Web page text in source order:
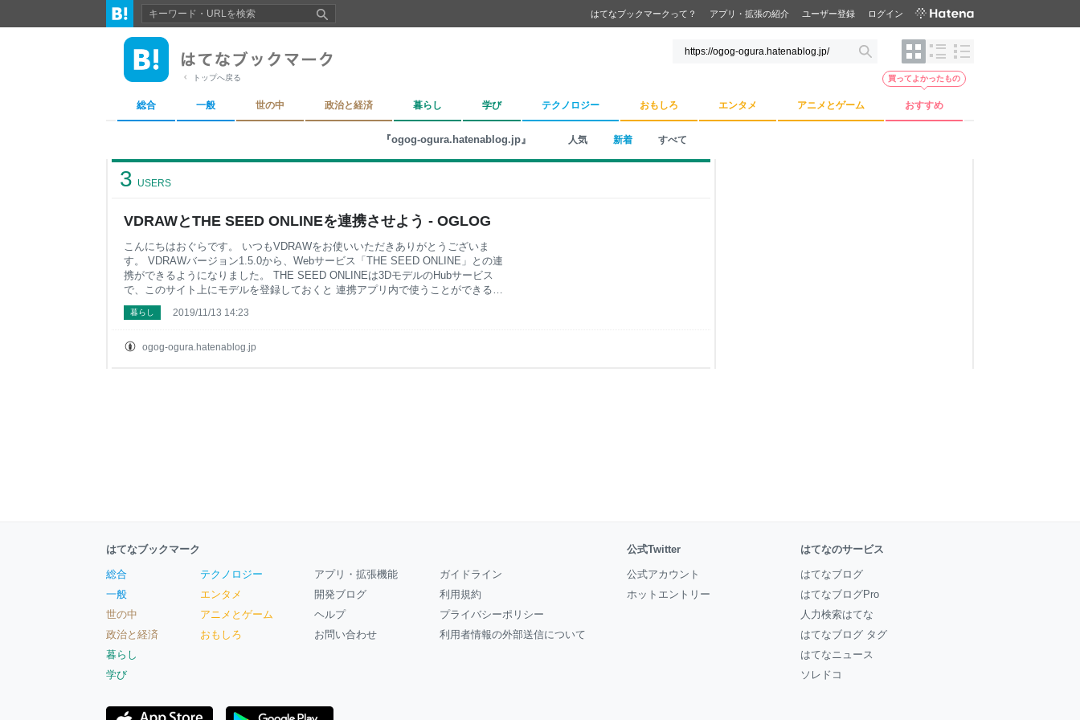
はてなブックマークって？ アプリ・拡張の紹介 ユーザー登録 ログイン
トップへ戻る
総合 一般 世の中 政治と経済 暮らし 学び テクノロジー おもしろ エンタメ アニメとゲーム おすすめ
買ってよかったもの
『ogog-ogura.hatenablog.jp』 人気 新着 すべて
VDRAWとTHE SEED ONLINEを連携させよう - OGLOG
3 USERS
ogog-ogura.hatenablog.jp
こんにちはおぐらです。 いつもVDRAWをお使いいただきありがとうございま
す。 VDRAWバージョン1.5.0から、Webサービス「THE SEED ONLINE」との連
携ができるようになりました。 THE SEED ONLINEは3DモデルのHubサービス
で、このサイト上にモデルを登録しておくと 連携アプリ内で使うことができるよ
うになるというものです。 使うとどんな利点があるのかというと、こんな感じ。
ローカルファイルからVRMを読み込む手間が省け、モデル変更が楽になる 他の
ことができる 背景の3Dモデルを変更できるようになる スマホアプリ「カスタム
暮らし 2019/11/13 14:23
はてなブックマーク
総合
一般
世の中
政治と経済
暮らし
学び
テクノロジー
エンタメ
アニメとゲーム
おもしろ
アプリ・拡張機能
開発ブログ
ヘルプ
お問い合わせ
ガイドライン
利用規約
プライバシーポリシー
利用者情報の外部送信について
公式Twitter
公式アカウント
ホットエントリー
はてなのサービス
はてなブログ
はてなブログPro
人力検索はてな
はてなブログ タグ
はてなニュース
ソレドコ